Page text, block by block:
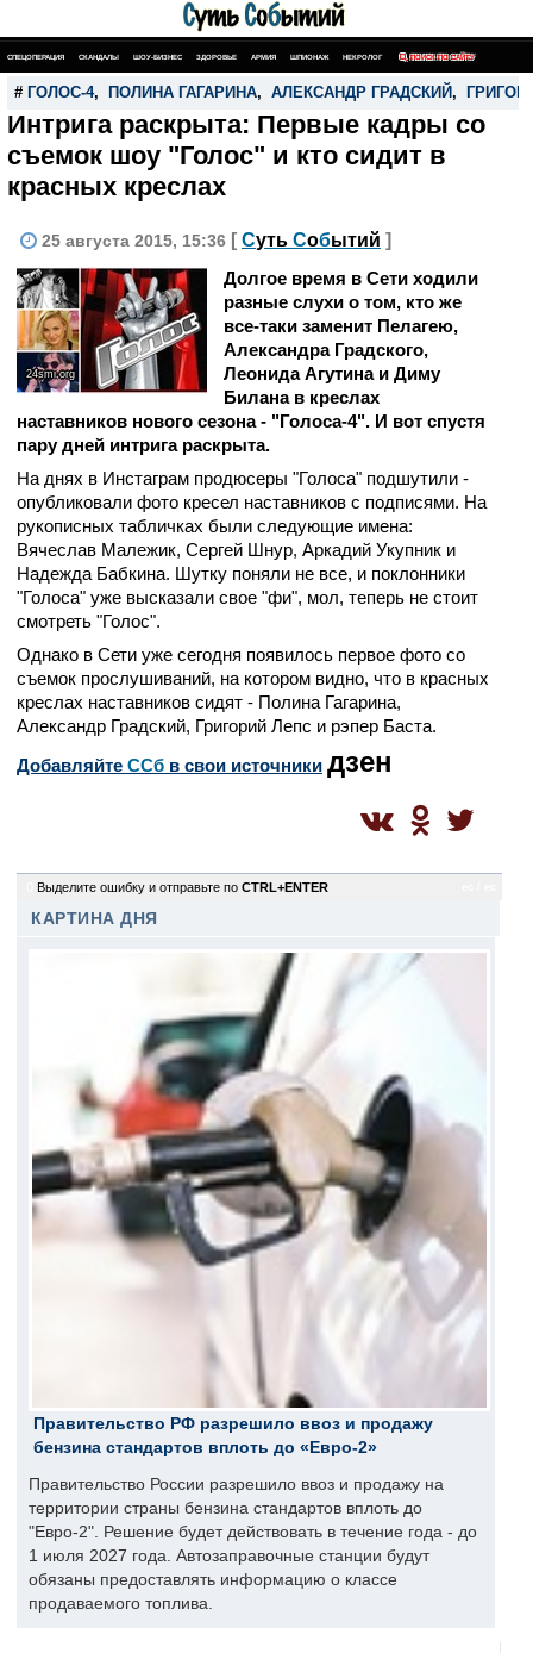
СПЕЦОПЕРАЦИЯ СКАНДАЛЫ ШОУ-БИЗНЕС ЗДОРОВЬЕ АРМИЯ ШПИОНАЖ НЕКРОЛОГ ПОИСК ПО САЙТУ
# ГОЛОС-4, ПОЛИНА ГАГАРИНА, АЛЕКСАНДР ГРАДСКИЙ ,
Интрига раскрыта: Первые кадры со
съемок шоу "Голос" и кто сидит в
красных креслах
25 августа 2015, 15:36 [ Суть Событий ]
24smi.org
Долгое время в Сети ходили
разные слухи о том, кто же
все-таки заменит Пелагею,
Александра Градского,
Леонида Агутина и Диму
Билана в креслах
наставников нового сезона - "Голоса-4". И вот спустя
пару дней интрига раскрыта.
На днях в Инстаграм продюсеры "Голоса" подшутили -
опубликовали фото кресел наставников с подписями. На
рукописных табличках были следующие имена:
Вячеслав Малежик, Сергей Шнур, Аркадий Укупник и
Надежда Бабкина. Шутку поняли не все, и поклонники
"Голоса" уже высказали свое "фи", мол, теперь не стоит
смотреть "Голос".
Однако в Сети уже сегодня появилось первое фото со
съемок прослушиваний, на котором видно, что в красных
креслах наставников сидят - Полина Гагарина,
Александр Градский, Григорий Лепс и рэпер Баста.
Добавляйте CСб в свои источники дзен
Выделите ошибку и отправьте по CTRL+ENTER
КАРТИНА ДНЯ
Правительство РФ разрешило ввоз и продажу
бензина стандартов вплоть до «Евро-2»
Правительство России разрешило ввоз и продажу на
территории страны бензина стандартов вплоть до
"Евро-2". Решение будет действовать в течение года - до
1 июля 2027 года. Автозаправочные станции будут
обязаны предоставлять информацию о классе
продаваемого топлива.